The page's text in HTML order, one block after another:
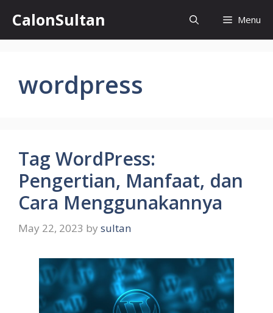
content
CalonSultan Menu
wordpress
Tag WordPress:
Pengertian, Manfaat, dan
Cara Menggunakannya
May 22, 2023 by sultan